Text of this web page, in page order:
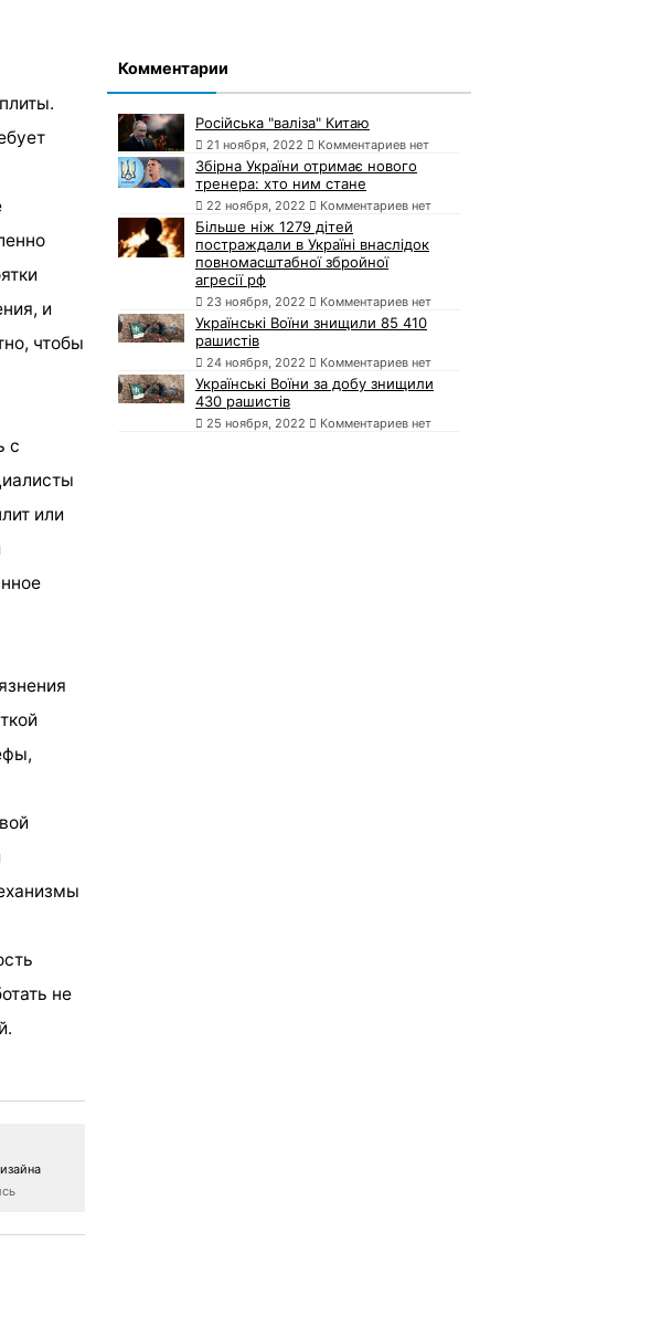
и
чтобы
с
или
не
Комментарии
Російська "валіза" Китаю
21 ноября, 2022 Комментариев нет
Збірна України отримає нового
тренера: хто ним стане
22 ноября, 2022 Комментариев нет
Більше ніж 1279 дітей
постраждали в Україні внаслідок
повномасштабної збройної
агресії рф
23 ноября, 2022 Комментариев нет
Українські Воїни знищили 85 410
рашистів
24 ноября, 2022 Комментариев нет
Українські Воїни за добу знищили
430 рашистів
25 ноября, 2022 Комментариев нет